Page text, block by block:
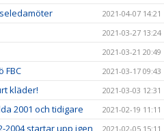
2021-04-07 14:21
2021-03-27 13:24
2021-03-21 20:49
FBC 2021-03-17 09:43
kläder! 2021-03-03 12:31
2001 och tidigare 2021-02-19 11:11
2004 startar upp igen 2021-02-05 15:11